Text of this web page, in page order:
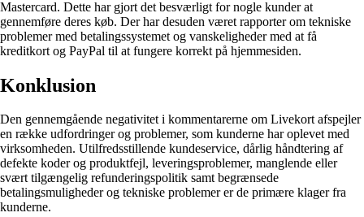
Mastercard. Dette har gjort det besværligt for nogle kunder at
gennemføre deres køb. Der har desuden været rapporter om tekniske
problemer med betalingssystemet og vanskeligheder med at få
kreditkort og PayPal til at fungere korrekt på hjemmesiden.
Konklusion
Den gennemgående negativitet i kommentarerne om Livekort afspejler
en række udfordringer og problemer, som kunderne har oplevet med
virksomheden. Utilfredsstillende kundeservice, dårlig håndtering af
defekte koder og produktfejl, leveringsproblemer, manglende eller
svært tilgængelig refunderingspolitik samt begrænsede
betalingsmuligheder og tekniske problemer er de primære klager fra
kunderne.